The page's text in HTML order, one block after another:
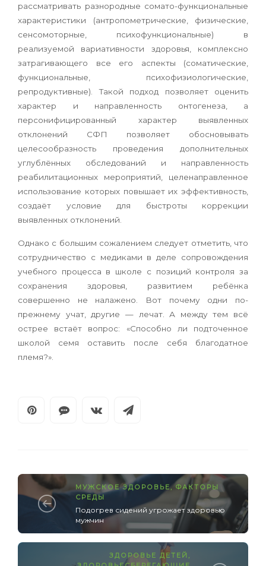
рассматривать разнородные сомато-функциональные
характеристики (антропометрические, физические,
сенсомоторные, психофункциональные) в
реализуемой вариативности здоровья, комплексно
затрагивающего все его аспекты (соматические,
функциональные, психофизиологические,
репродуктивные). Такой подход позволяет оценить
характер и направленность онтогенеза, а
персонифицированный характер выявленных
отклонений СФП позволяет обосновывать
целесообразность проведения дополнительных
углублённых обследований и направленность
реабилитационных мероприятий, целенаправленное
использование которых повышает их эффективность,
создаёт условие для быстроты коррекции
выявленных отклонений.
Однако с большим сожалением следует отметить, что
сотрудничество с медиками в деле сопровождения
учебного процесса в школе с позиций контроля за
сохранения здоровья, развитием ребёнка
совершенно не налажено. Вот почему одни по-
прежнему учат, другие — лечат. А между тем всё
острее встаёт вопрос: «Способно ли подточенное
школой семя оставить после себя благодатное
племя?».
МУЖСКОЕ ЗДОРОВЬЕ, ФАКТОРЫ
СРЕДЫ
Подогрев сидений угрожает здоровью
мужчин
ЗДОРОВЬЕ ДЕТЕЙ ,